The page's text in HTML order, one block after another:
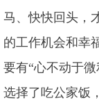
马、快快回头，
的工作机会和幸
要有“心不动于
选择了吃公家饭